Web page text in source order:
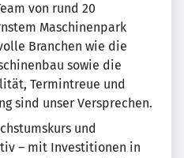
von rund 20
Maschinenpark
Branchen wie die
sowie die
Termintreue und
sind unser Versprechen.
und
– mit Investitionen in